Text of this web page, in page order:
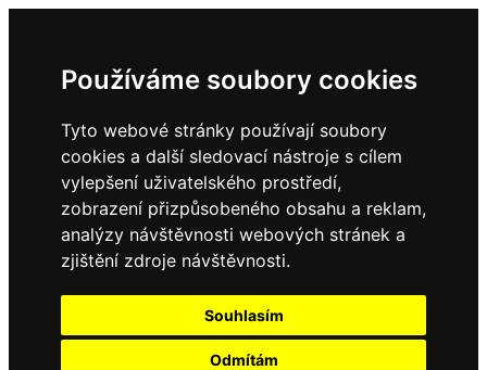
Používáme soubory cookies
Tyto webové stránky používají soubory
cookies a další sledovací nástroje s cílem
vylepšení uživatelského prostředí,
zobrazení přizpůsobeného obsahu a reklam,
analýzy návštěvnosti webových stránek a
zjištění zdroje návštěvnosti.
Souhlasím
Odmítám